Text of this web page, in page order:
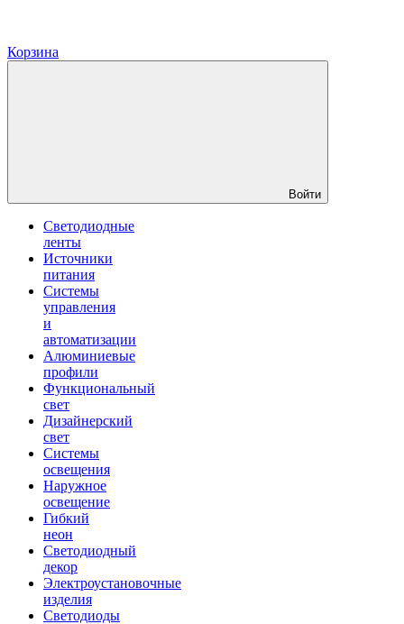
Корзина
Войти
Светодиодные
ленты
Источники
питания
Системы
управления
и
автоматизации
Алюминиевые
профили
Функциональный
свет
Дизайнерский
свет
Системы
освещения
Наружное
освещение
Гибкий
неон
Светодиодный
декор
Электроустановочные
изделия
Светодиоды